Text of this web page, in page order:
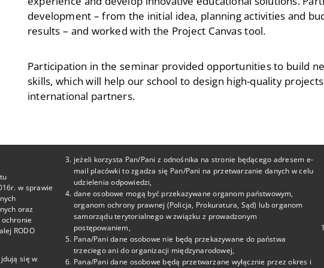
development – from the initial idea, planning activities and
results – and worked with the Project Canvas tool.
Participation in the seminar provided opportunities to build
skills, which will help our school to design high-quality
international partners.
linki
Facebook
Kontakt
tel. 22-825-69-15
tel. 22-825-69-29
w sprawie
oraz
RODO
się w
jeżeli korzysta Pan/Pani z odnośnika na stronie będącego adresem e-
mail placówki to zgadza się Pan/Pani na przetwarzanie danych w celu
udzielenia odpowiedzi,
dane osobowe mogą być przekazywane organom państwowym,
organom ochrony prawnej (Policja, Prokuratura, Sąd) lub organom
samorządu terytorialnego w związku z prowadzonym
postępowaniem,
Pana/Pani dane osobowe nie będą przekazywane do państwa
trzeciego ani do organizacji międzynarodowej,
Pana/Pani dane osobowe będą przetwarzane wyłącznie przez okres i